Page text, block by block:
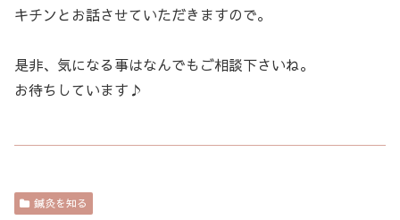
キチンとお話させていただきますので。
是非、気になる事はなんでもご相談下さいね。
お待ちしています♪
鍼灸を知る